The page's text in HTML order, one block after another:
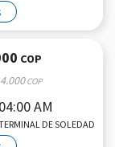
04:00 AM
DE SOLEDAD
COP
COP